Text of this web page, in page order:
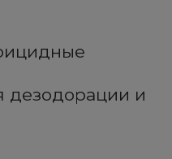
дезодорации и